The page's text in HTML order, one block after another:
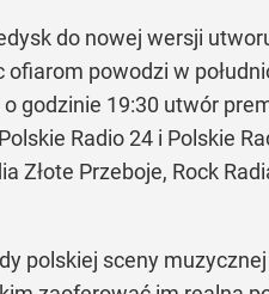
do nowej wersji
powodzi w
godzinie 19:30 utwór
Radio 24 i Polskie
Złote Przeboje, Rock
polskiej sceny